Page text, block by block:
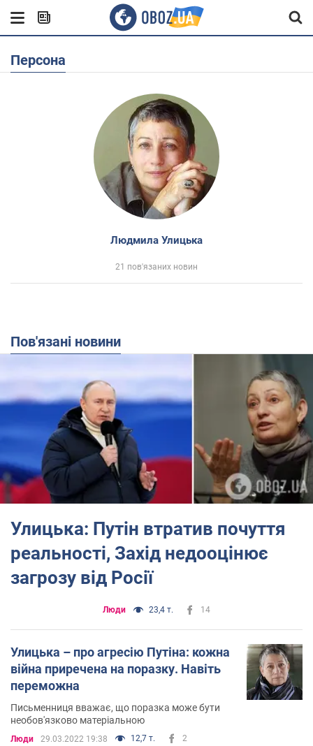
Персона
Людмила Улицька
21 пов'язаних новин
Пов'язані новини
Улицька: Путін втратив почуття
реальності, Захід недооцінює
загрозу від Росії
Люди 23,4 т. 14
Улицька – про агресію Путіна: кожна
війна приречена на поразку. Навіть
переможна
Письменниця вважає, що поразка може бути
необов'язково матеріальною
Люди 29.03.2022 19:38 12,7 т. 2